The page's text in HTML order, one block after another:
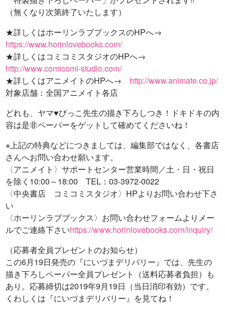
（無くなり次第終了いたします）
★詳しくはホーリンラブブックスのHPへ→
https://www.horinlovebooks.com/
★詳しくはコミコミスタジオのHPへ→
http://www.comicomi-studio.com/
★詳しくはアニメイトのHPへ→ http://www.animate.co.jp/
対象店舗：全国アニメイト各店
どれも、ヤマ♥びっこ先生の描き下ろしつき！ドキドキの内
容は是非ペーパーをゲットして確めてくださいね！
※上記の特典などにつきましては、編集部ではなく、各書店
さんへお問い合わせ願います。
〈アニメイト〉サポートセンター営業時間／土・日・祝日
を除く10:00～18:00 TEL：03-3972-0022
〈中央書店 コミコミスタジオ〉HPよりお問い合わせ下さ
い
〈ホーリンラブブックス〉お問い合わせフォームよりメー
ルでご連絡下さいhttps://www.horinlovebooks.com/inquiry/
（応募者全員プレゼントのお知らせ）
この6月19日発売の『にいづまデリバリー』では、先生の
描き下ろしペーパー全員プレゼント（送料応募者負担）も
あり。応募締切は2019年9月19日（当日消印有効）です。
くわしくは『にいづまデリバリー』を見てね！